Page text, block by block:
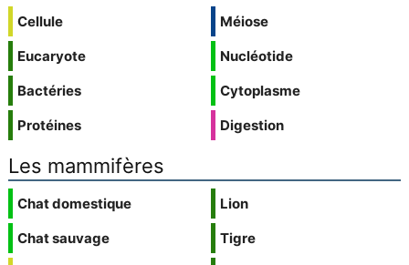
Cellule
Eucaryote
Bactéries
Protéines
Méiose
Nucléotide
Cytoplasme
Digestion
Les mammifères
Chat domestique
Chat sauvage
Lion
Tigre